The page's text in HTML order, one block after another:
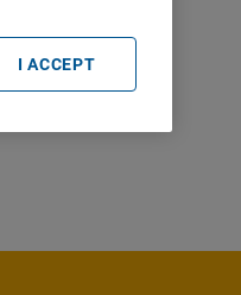
I ACCEPT